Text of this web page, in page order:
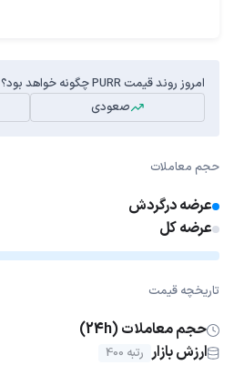
امروز روند قیمت PURR چگونه خواهد بود؟
صعودی
حجم معاملات
عرضه درگردش
عرضه کل
تاریخچه قیمت
حجم معاملات (24h)
ارزش بازار رتبه 400